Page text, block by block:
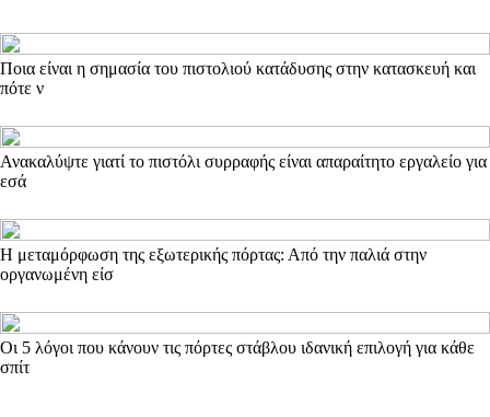
Ποια είναι η σημασία του πιστολιού κατάδυσης στην κατασκευή και
πότε ν
Ανακαλύψτε γιατί το πιστόλι συρραφής είναι απαραίτητο εργαλείο για
εσά
Η μεταμόρφωση της εξωτερικής πόρτας: Από την παλιά στην
οργανωμένη είσ
Οι 5 λόγοι που κάνουν τις πόρτες στάβλου ιδανική επιλογή για κάθε
σπίτ